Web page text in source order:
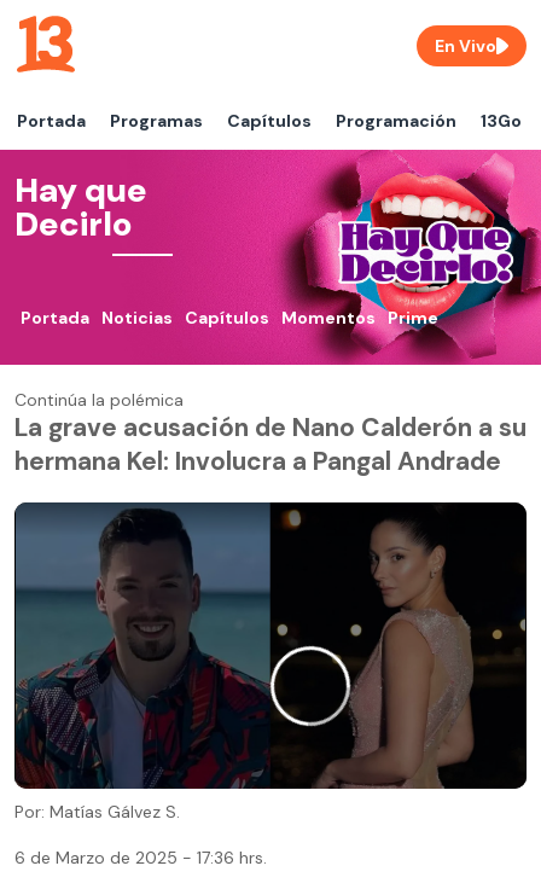
Portada Programas Capítulos Programación 13Go
En Vivo
Hay que
Decirlo
Portada Noticias Capítulos Momentos Prime
Continúa la polémica
La grave acusación de Nano Calderón a su
hermana Kel: Involucra a Pangal Andrade
Por: Matías Gálvez S.
6 de Marzo de 2025 - 17:36 hrs.